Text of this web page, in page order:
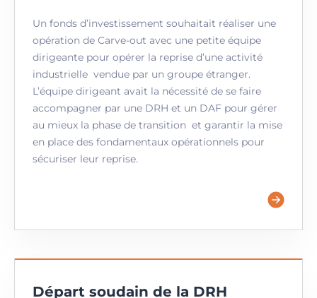
Un fonds d’investissement souhaitait réaliser une
opération de Carve-out avec une petite équipe
dirigeante pour opérer la reprise d’une activité
industrielle vendue par un groupe étranger.
L’équipe dirigeant avait la nécessité de se faire
accompagner par une DRH et un DAF pour gérer
au mieux la phase de transition et garantir la mise
en place des fondamentaux opérationnels pour
sécuriser leur reprise.
Départ soudain de la DRH